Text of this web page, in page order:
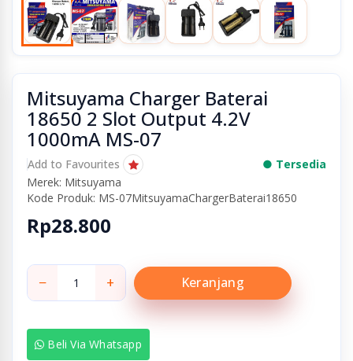
Mitsuyama Charger Baterai
18650 2 Slot Output 4.2V
1000mA MS-07
Add to Favourites
● Tersedia
Merek: Mitsuyama
Kode Produk: MS-07MitsuyamaChargerBaterai18650
Rp28.800
− + Keranjang
Beli Via Whatsapp